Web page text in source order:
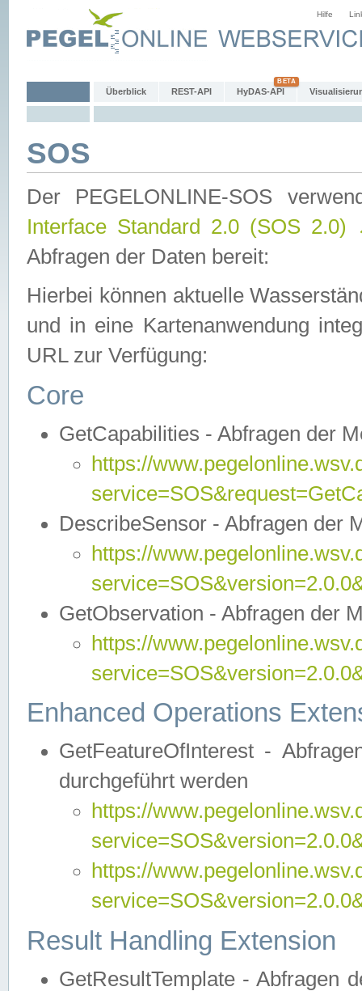
Hilfe
Überblick REST-API HyDAS-API
SOS
Der PEGELONLINE-SOS
Interface Standard 2.0 (SOS 2.0)
Abfragen der Daten bereit:
Hierbei können aktuelle
und in eine Kartenanwendung
URL zur Verfügung:
Core
GetCapabilities - Abfragen der
https://
DescribeSensor - Abfragen der
https://
GetObservation - Abfragen der
https://
Enhanced Operations
GetFeatureOfInterest -
durchgeführt werden
https://
https://
Result Handling Extension
GetResultTemplate - Abfragen